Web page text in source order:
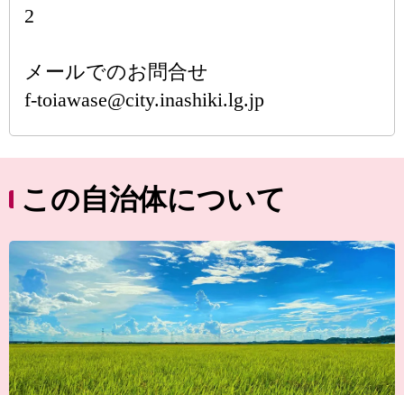
2
メールでのお問合せ
f-toiawase@city.inashiki.lg.jp
この自治体について